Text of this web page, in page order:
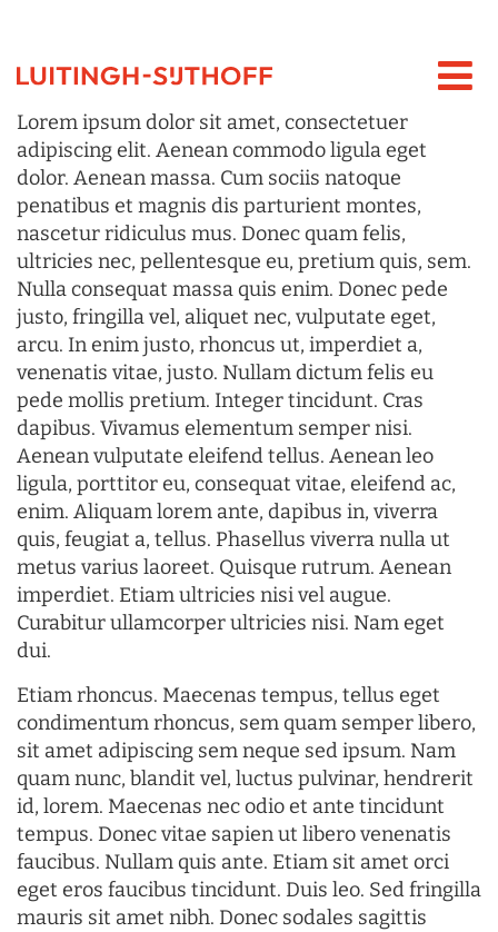
Lorem ipsum dolor sit amet, consectetuer
adipiscing elit. Aenean commodo ligula eget
dolor. Aenean massa. Cum sociis natoque
penatibus et magnis dis parturient montes,
nascetur ridiculus mus. Donec quam felis,
ultricies nec, pellentesque eu, pretium quis, sem.
Nulla consequat massa quis enim. Donec pede
justo, fringilla vel, aliquet nec, vulputate eget,
arcu. In enim justo, rhoncus ut, imperdiet a,
venenatis vitae, justo. Nullam dictum felis eu
pede mollis pretium. Integer tincidunt. Cras
dapibus. Vivamus elementum semper nisi.
Aenean vulputate eleifend tellus. Aenean leo
ligula, porttitor eu, consequat vitae, eleifend ac,
enim. Aliquam lorem ante, dapibus in, viverra
quis, feugiat a, tellus. Phasellus viverra nulla ut
metus varius laoreet. Quisque rutrum. Aenean
imperdiet. Etiam ultricies nisi vel augue.
Curabitur ullamcorper ultricies nisi. Nam eget
dui.
Etiam rhoncus. Maecenas tempus, tellus eget
condimentum rhoncus, sem quam semper libero,
sit amet adipiscing sem neque sed ipsum. Nam
quam nunc, blandit vel, luctus pulvinar, hendrerit
id, lorem. Maecenas nec odio et ante tincidunt
tempus. Donec vitae sapien ut libero venenatis
faucibus. Nullam quis ante. Etiam sit amet orci
eget eros faucibus tincidunt. Duis leo. Sed fringilla
mauris sit amet nibh. Donec sodales sagittis